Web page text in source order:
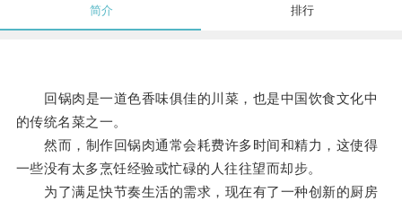
简介 排行
回锅肉是一道色香味俱佳的川菜，也是中国饮食文化中
的传统名菜之一。
然而，制作回锅肉通常会耗费许多时间和精力，这使得
一些没有太多烹饪经验或忙碌的人往往望而却步。
为了满足快节奏生活的需求，现在有了一种创新的厨房